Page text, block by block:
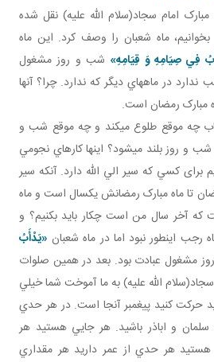
امام سجاد(سلام الله عليه) نقل شده
ماه شعبان را وصف کرد. اين ماه
فِي صِيَامِهِ وَ قِيَامِهِ» شب و روز مشغول
ندارد در ماه هاي ديگر که ندارد. چرا؟ آنها
مبارک رمضان است.
چه موقع طلوع مي کند و چه موقع شب و
و روز بلند مي شود؟ اينها کارهاي نجومي
کسي که سير الي الله دارد. آنکه سير
تا ماه مبارک رمضانش يکسال است و ماه
آخر سال من است چکار بايد بکنيم؟ و
رجب اين طور نبود اما در ماه شعبان «يَدْأَبُ
مشغول عبادت بود. بعد در همين صلوات
الله عليه) به ما آموخت شما خيلي
حرکت کنيد پيغمبر آنجا است. در هر حدي
و اباذر باشيد. هر جايي هستيد هر
هر حدي از عمر داريد هر مقداري